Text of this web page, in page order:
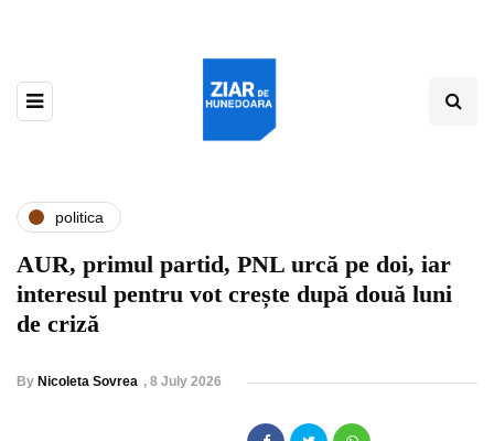
politica
AUR, primul partid, PNL urcă pe doi, iar
interesul pentru vot crește după două luni
de criză
By Nicoleta Sovrea , 8 July 2026